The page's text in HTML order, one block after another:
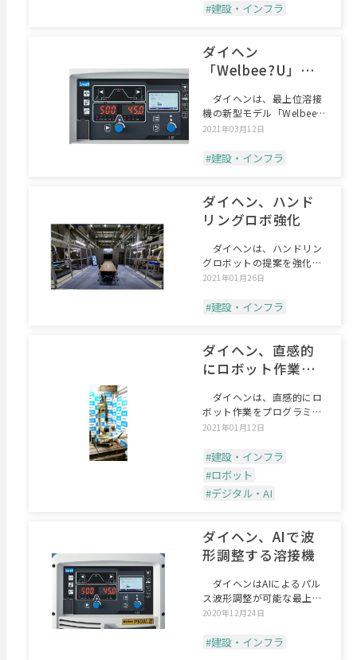
#建設・インフラ
ダイヘン
「Welbee?U」拡
ダイヘンは、最上位溶接
機の新型モデル「Welbee?
U」に、CO2/M
2021年03月12日
#建設・インフラ
ダイヘン、ハンド
リングロボ強化
ダイヘンは、ハンドリン
グロボットの提案を強化す
る。六甲テクニカルセンタ
2021年01月26日
#建設・インフラ
ダイヘン、直感的
にロボット作業を
ダイヘンは、直感的にロ
ボット作業をプログラミン
グできるジョイスティック
2021年01月12日
#建設・インフラ
#ロボット
#デジタル・AI
ダイヘン、AIで波
形調整する溶接機
ダイヘンはAIによるパル
ス波形調整が可能な最上位
溶接機「Welbee?
2020年12月24日
#建設・インフラ